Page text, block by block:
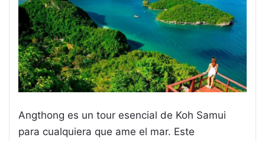
Angthong es un tour esencial de Koh Samui
para cualquiera que ame el mar. Este